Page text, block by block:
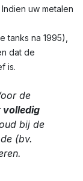
Indien uw metalen
tanks na 1995),
dat de
is.
de
volledig
bij de
(bv.